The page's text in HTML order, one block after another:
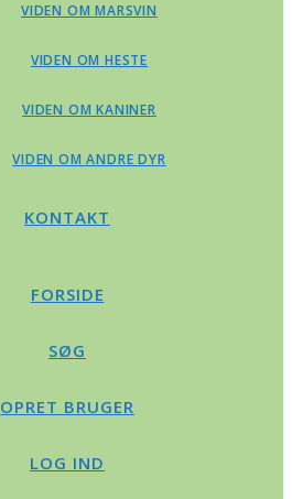
VIDEN OM MARSVIN
VIDEN OM HESTE
VIDEN OM KANINER
VIDEN OM ANDRE DYR
KONTAKT
FORSIDE
SØG
OPRET BRUGER
LOG IND